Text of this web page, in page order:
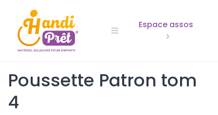
content
Espace assos
Poussette Patron tom
4